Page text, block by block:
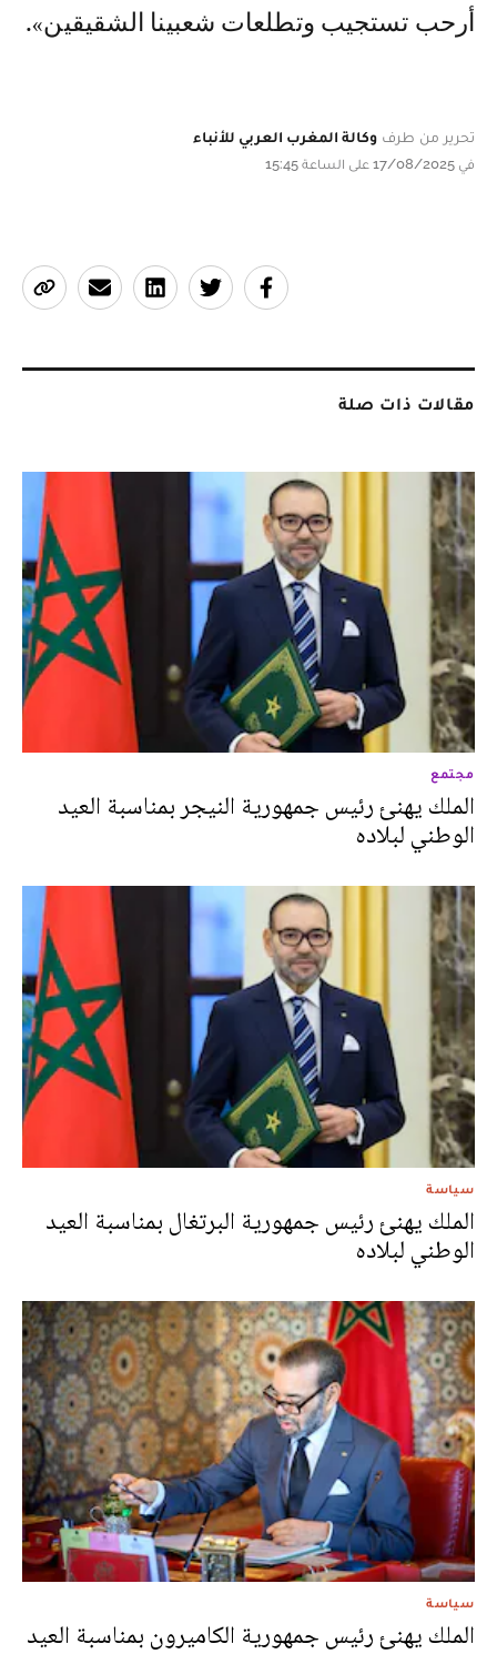
أرحب تستجيب وتطلعات شعبينا الشقيقين».
تحرير من طرف وكالة المغرب العربي للأنباء
في 17/08/2025 على الساعة 15:45
مقالات ذات صلة
مجتمع
الملك يهنئ رئيس جمهورية النيجر بمناسبة العيد
الوطني لبلاده
سياسة
الملك يهنئ رئيس جمهورية البرتغال بمناسبة العيد
الوطني لبلاده
سياسة
الملك يهنئ رئيس جمهورية الكاميرون بمناسبة العيد